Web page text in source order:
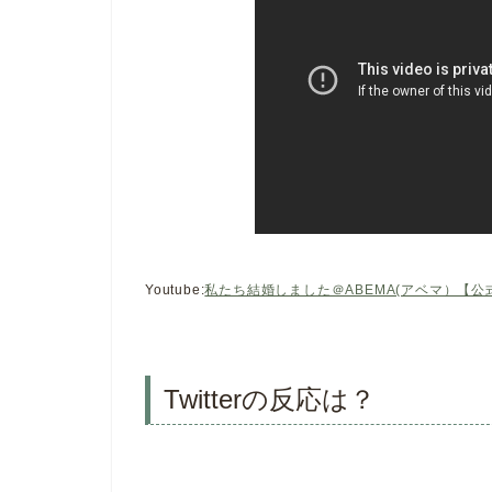
Youtube:私たち結婚しました＠ABEMA(アベマ）【公
Twitterの反応は？